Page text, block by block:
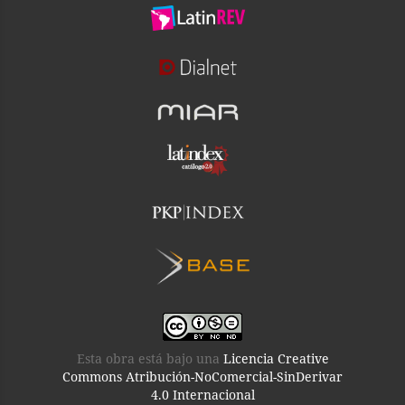
Esta obra está bajo una Licencia Creative
Commons Atribución-NoComercial-SinDerivar
4.0 Internacional